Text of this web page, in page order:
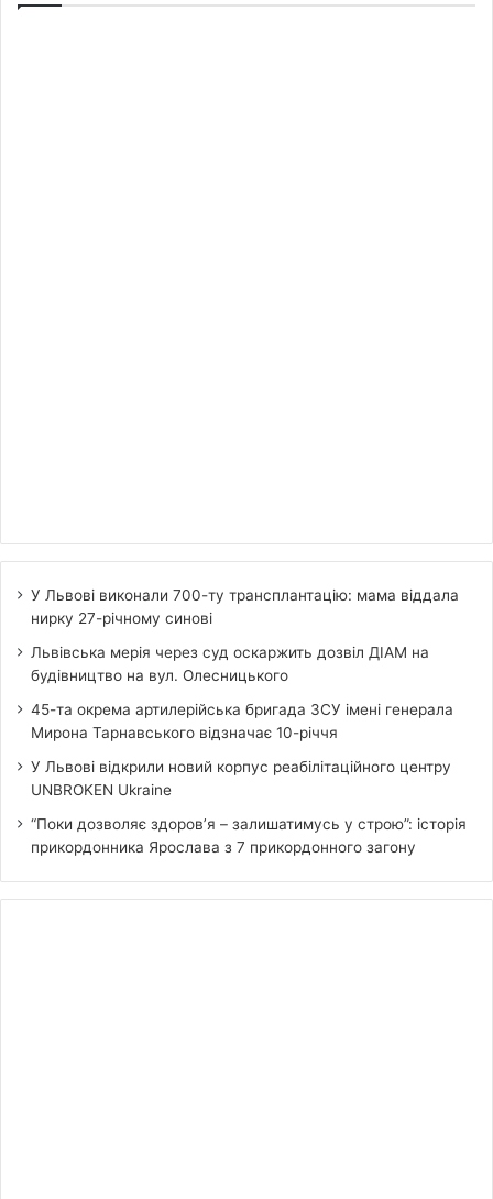
У Львові виконали 700-ту трансплантацію: мама віддала
нирку 27-річному синові
Львівська мерія через суд оскаржить дозвіл ДІАМ на
будівництво на вул. Олесницького
45-та окрема артилерійська бригада ЗСУ імені генерала
Мирона Тарнавського відзначає 10-річчя
У Львові відкрили новий корпус реабілітаційного центру
UNBROKEN Ukraine
“Поки дозволяє здоров’я – залишатимусь у строю”: історія
прикордонника Ярослава з 7 прикордонного загону